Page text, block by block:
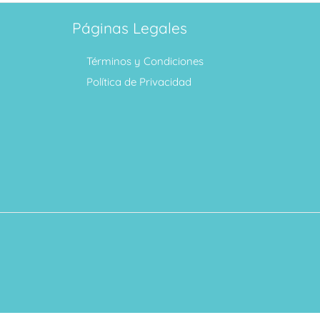
Páginas Legales
Términos y Condiciones
Política de Privacidad